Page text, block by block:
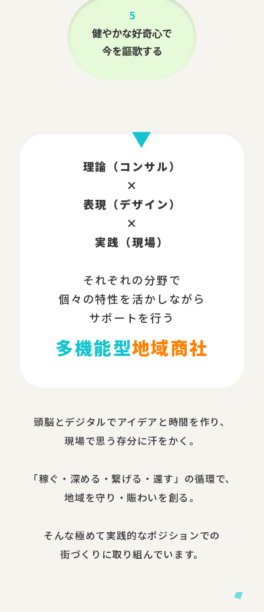
5
健やかな好奇心で
今を謳歌する
理論（コンサル）
×
表現（デザイン）
×
実践（現場）
それぞれの分野で
個々の特性を活かしながら
サポートを行う
多機能型地域商社
頭脳と​デジタルで​アイデアと​時間を​作り、​
現場で​思う​存分に​汗を​かく。
​「稼ぐ・​深める​・繋げる・還す」の​循環で、​
地域を​守り・​賑わいを​創る。
​そんな​極めて​実践的な​ポジションでの​
街づくりに​取り組んでいます。​